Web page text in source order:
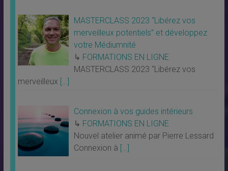
MASTERCLASS 2023 “Libérez vos
merveilleux potentiels” et développez
votre Médiumnité
↳ FORMATIONS EN LIGNE
MASTERCLASS 2023 “Libérez vos
merveilleux […]
Connexion à vos guides intérieurs
↳ FORMATIONS EN LIGNE
Nouvel atelier animé par Pierre Lessard
Connexion à […]